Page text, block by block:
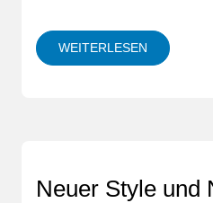
WEITERLESEN
Neuer Style und